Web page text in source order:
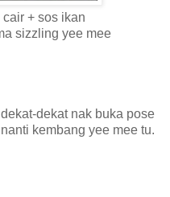
+ sos ikan
sizzling yee mee
dekat nak buka pose
kembang yee mee tu.